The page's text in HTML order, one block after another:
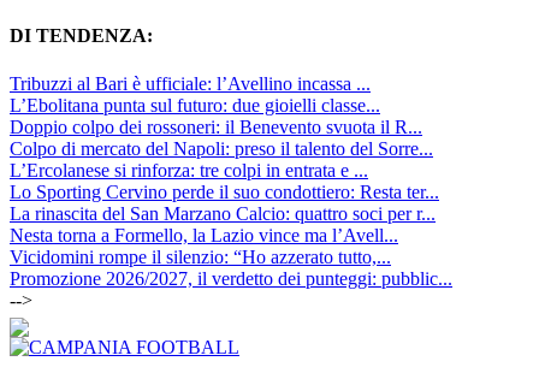
DI TENDENZA:
Tribuzzi al Bari è ufficiale: l’Avellino incassa ...
L’Ebolitana punta sul futuro: due gioielli classe...
Doppio colpo dei rossoneri: il Benevento svuota il R...
Colpo di mercato del Napoli: preso il talento del Sorre...
L’Ercolanese si rinforza: tre colpi in entrata e ...
Lo Sporting Cervino perde il suo condottiero: Resta ter...
La rinascita del San Marzano Calcio: quattro soci per r...
Nesta torna a Formello, la Lazio vince ma l’Avell...
Vicidomini rompe il silenzio: “Ho azzerato tutto,...
Promozione 2026/2027, il verdetto dei punteggi: pubblic...
-->